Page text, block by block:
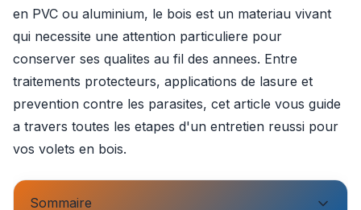
en PVC ou aluminium, le bois est un materiau vivant
qui necessite une attention particuliere pour
conserver ses qualites au fil des annees. Entre
traitements protecteurs, applications de lasure et
prevention contre les parasites, cet article vous guide
a travers toutes les etapes d'un entretien reussi pour
vos volets en bois.
Sommaire